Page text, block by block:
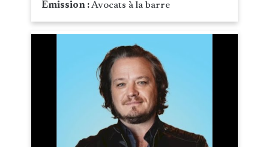
Émission :Avocats à la barre